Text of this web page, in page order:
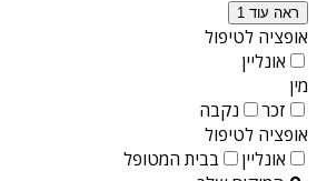
ראה עוד 1
אופציה לטיפול
אונליין
מין
זכר
נקבה
אופציה לטיפול
אונליין
בבית המטופל